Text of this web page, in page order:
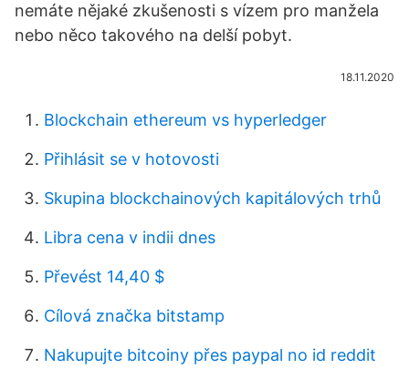
nemáte nějaké zkušenosti s vízem pro manžela
nebo něco takového na delší pobyt.
18.11.2020
Blockchain ethereum vs hyperledger
Přihlásit se v hotovosti
Skupina blockchainových kapitálových trhů
Libra cena v indii dnes
Převést 14,40 $
Cílová značka bitstamp
Nakupujte bitcoiny přes paypal no id reddit